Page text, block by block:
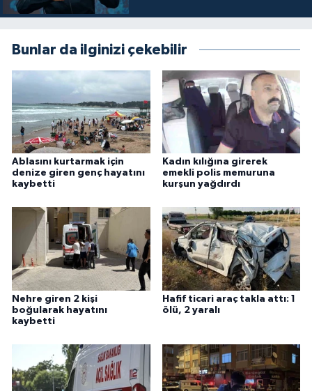
Bunlar da ilginizi çekebilir
Ablasını kurtarmak için
denize giren genç hayatını
kaybetti
Kadın kılığına girerek
emekli polis memuruna
kurşun yağdırdı
Nehre giren 2 kişi
boğularak hayatını
kaybetti
Hafif ticari araç takla attı: 1
ölü, 2 yaralı